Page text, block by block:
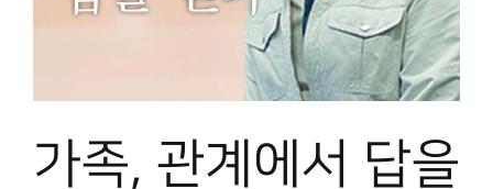
가족, 관계에서 답을